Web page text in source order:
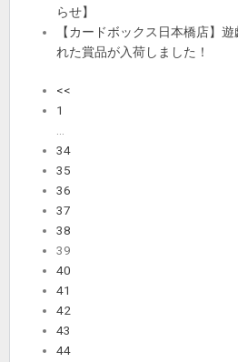
らせ】
【カードボックス日本橋店】
れた賞品が入荷しました！
<<
1
…
34
35
36
37
38
39
40
41
42
43
44